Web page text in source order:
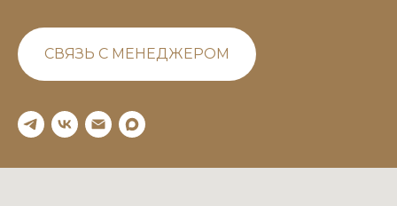
СВЯЗЬ С МЕНЕДЖЕРОМ